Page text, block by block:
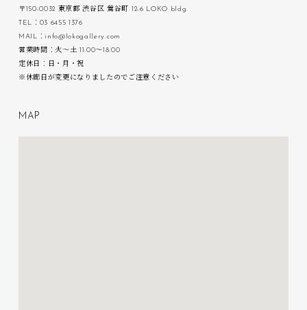
〒150-0032 東京都 渋谷区 鶯谷町 12-6 LOKO bldg.
TEL：03 6455 1376
MAIL：info@lokogallery.com
営業時間：火〜土 11:00〜18:00
定休日：日・月・祝
※休廊日が変更になりましたのでご注意ください
M A P